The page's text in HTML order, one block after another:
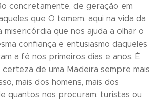
concretamente, de geração em
que O temem, aqui na vida da
misericórdia que nos ajuda a olhar o
confiança e entusiasmo daqueles
a fé nos primeiros dias e anos. É
certeza de uma Madeira sempre mais
mais dos homens, mais dos
quantos nos procuram, turistas ou